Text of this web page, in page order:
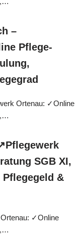
–
Pflege-
Ortenau: ✓Online
SGB XI,
&
✓Online